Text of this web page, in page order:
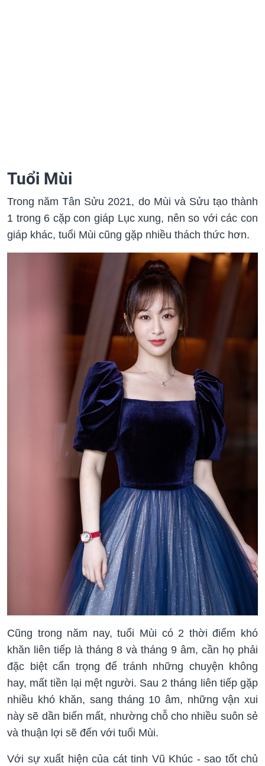
Tuổi Mùi
Trong năm Tân Sửu 2021, do Mùi và Sửu tạo thành
1 trong 6 cặp con giáp Lục xung, nên so với các con
giáp khác, tuổi Mùi cũng gặp nhiều thách thức hơn.
Cũng trong năm nay, tuổi Mùi có 2 thời điểm khó
khăn liên tiếp là tháng 8 và tháng 9 âm, cần họ phải
đặc biệt cẩn trọng để tránh những chuyện không
hay, mất tiền lại mệt người. Sau 2 tháng liên tiếp gặp
nhiều khó khăn, sang tháng 10 âm, những vận xui
này sẽ dần biến mất, nhường chỗ cho nhiều suôn sẻ
và thuận lợi sẽ đến với tuổi Mùi.
Với sự xuất hiện của cát tinh Vũ Khúc - sao tốt chủ